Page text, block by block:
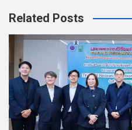
Related Posts